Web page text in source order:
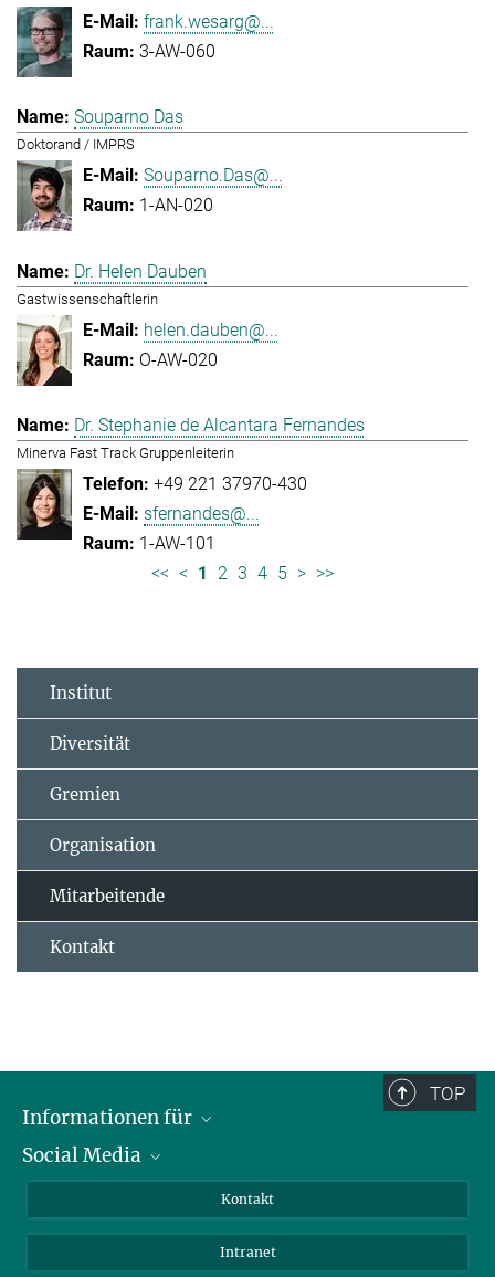
frank.wesarg@...
3-AW-060
Souparno Das
Doktorand / IMPRS
Souparno.Das@...
1-AN-020
Dr. Helen Dauben
Gastwissenschaftlerin
helen.dauben@...
O-AW-020
Dr. Stephanie de Alcantara Fernandes
Minerva Fast Track Gruppenleiterin
+49 221 37970-430
sfernandes@...
1-AW-101
<< < 1 2 3 4 5 > >>
Institut
Diversität
Gremien
Organisation
Mitarbeitende
Kontakt
TOP
Informationen für
Bewerbende
Journalist:innen
Social Media
Bluesky
YouTube
Kontakt
Intranet